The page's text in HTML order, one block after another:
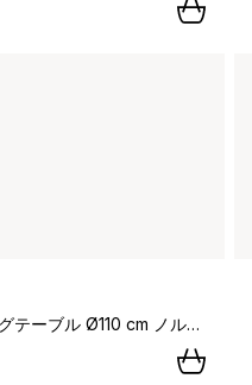
Peace ダイニングテーブル Ø110 cm ノルディックグリーン,